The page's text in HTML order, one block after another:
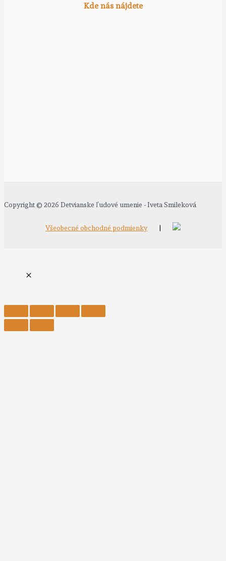
Kde nás nájdete
Copyright © 2026 Detvianske ľudové umenie - Iveta Smileková
Všeobecné obchodné podmienky |